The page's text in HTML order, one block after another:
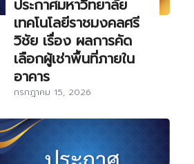
ประกาศมหาวิทยาลัย
เทคโนโลยีราชมงคลศรี
วิชัย เรื่อง ผลการคัด
เลือกผู้เช่าพื้นที่ภายใน
อาคาร
กรกฎาคม 15, 2026